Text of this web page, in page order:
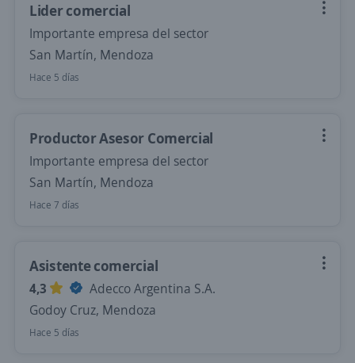
Lider comercial
Importante empresa del sector
San Martín, Mendoza
Hace 5 días
Productor Asesor Comercial
Importante empresa del sector
San Martín, Mendoza
Hace 7 días
Asistente comercial
4,3
Adecco Argentina S.A.
Godoy Cruz, Mendoza
Hace 5 días